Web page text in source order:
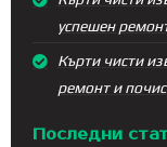
успешен
Кърти чисти
ремонт и
Последни